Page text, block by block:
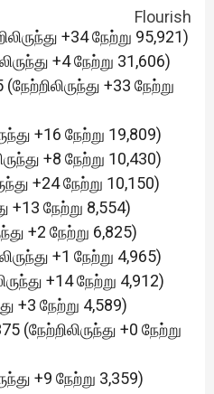
+34 நேற்று 95,921)
+4 நேற்று 31,606)
+33 நேற்று
+16 நேற்று 19,809)
+8 நேற்று 10,430)
+24 நேற்று 10,150)
+13 நேற்று 8,554)
+2 நேற்று 6,825)
+1 நேற்று 4,965)
+14 நேற்று 4,912)
+3 நேற்று 4,589)
(நேற்றிலிருந்து +0 நேற்று
+9 நேற்று 3,359)